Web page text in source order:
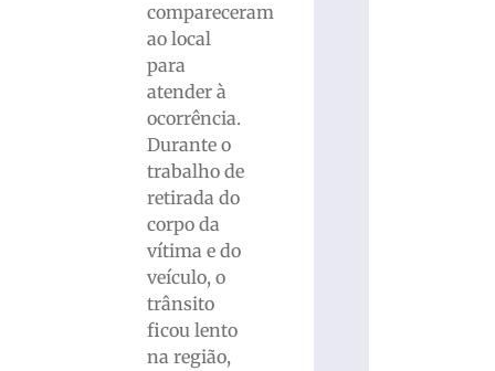
compareceram
ao local
para
atender à
ocorrência.
Durante o
trabalho de
retirada do
corpo da
vítima e do
veículo, o
trânsito
ficou lento
na região,